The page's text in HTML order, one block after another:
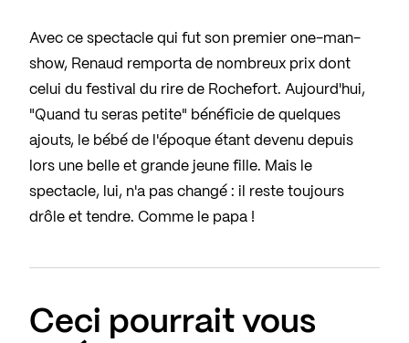
Avec ce spectacle qui fut son premier one-man-
show, Renaud remporta de nombreux prix dont
celui du festival du rire de Rochefort. Aujourd'hui,
"Quand tu seras petite" bénéficie de quelques
ajouts, le bébé de l'époque étant devenu depuis
lors une belle et grande jeune fille. Mais le
spectacle, lui, n'a pas changé : il reste toujours
drôle et tendre. Comme le papa !
Ceci pourrait vous